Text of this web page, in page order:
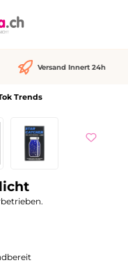
Versand Innert 24h
Trends